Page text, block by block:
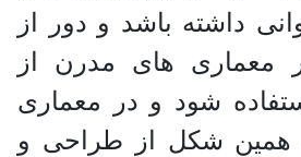
داشته باشد و دور از
معماری های مدرن از
شود و در معماری
همین شکل از طراحی و